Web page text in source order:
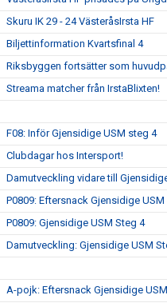
Skuru IK 29 - 24 VästeråsIrsta HF
Biljettinformation Kvartsfinal 4
Riksbyggen fortsätter som
Streama matcher från IrstaBlixten!
F08: Inför Gjensidige USM steg 4
Clubdagar hos Intersport!
Damutveckling vidare till
P0809: Eftersnack Gjensidige USM
P0809: Gjensidige USM Steg 4
Damutveckling: Gjensidige USM
A-pojk: Eftersnack Gjensidige